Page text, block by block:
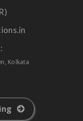
Kolkata